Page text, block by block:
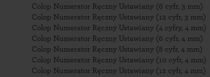
Colop Numerator Ręczny Ustawiany (6 cyfr, 3 mm)
Colop Numerator Ręczny Ustawiany (12 cyfr, 3 mm)
Colop Numerator Ręczny Ustawiany (4 cyfry, 4 mm)
Colop Numerator Ręczny Ustawiany (6 cyfr, 4 mm)
Colop Numerator Ręczny Ustawiany (8 cyfr, 4 mm)
Colop Numerator Ręczny Ustawiany (10 cyfr, 4 mm)
Colop Numerator Ręczny Ustawiany (12 cyfr, 4 mm)